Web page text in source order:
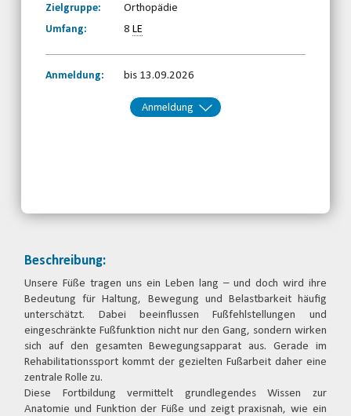
Zielgruppe:
Orthopädie
Umfang:
8 LE
Anmeldung: bis 13.09.2026
Anmeldung
Beschreibung:
Unsere Füße tragen uns ein Leben lang – und doch wird ihre
Bedeutung für Haltung, Bewegung und Belastbarkeit häufig
unterschätzt. Dabei beeinflussen Fußfehlstellungen und
eingeschränkte Fußfunktion nicht nur den Gang, sondern wirken
sich auf den gesamten Bewegungsapparat aus. Gerade im
Rehabilitationssport kommt der gezielten Fußarbeit daher eine
zentrale Rolle zu.
Diese Fortbildung vermittelt grundlegendes Wissen zur
Anatomie und Funktion der Füße und zeigt praxisnah, wie ein